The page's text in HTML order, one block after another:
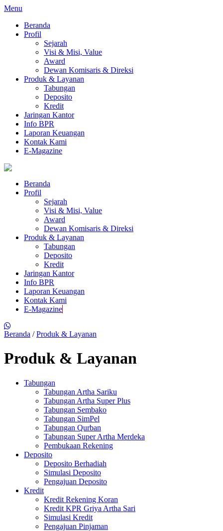
Menu
Beranda
Profil
Sejarah
Visi & Misi, Value
Award
Dewan Komisaris & Direksi
Produk & Layanan
Tabungan
Deposito
Kredit
Jaringan Kantor
Info BPR
Laporan Keuangan
Kontak Kami
E-Magazine
Beranda
Profil
Sejarah
Visi & Misi, Value
Award
Dewan Komisaris & Direksi
Produk & Layanan
Tabungan
Deposito
Kredit
Jaringan Kantor
Info BPR
Laporan Keuangan
Kontak Kami
E-Magazine
Beranda /Produk & Layanan
Produk & Layanan
Tabungan
Tabungan Artha Sariku
Tabungan Artha Super Plus
Tabungan Sembako
Tabungan SimPel
Tabungan Qurban
Tabungan Super Artha Merdeka
Pembukaan Rekening
Deposito
Deposito Berhadiah
Simulasi Deposito
Pengajuan Deposito
Kredit
Kredit Rekening Koran
Kredit KPR Griya Artha Sari
Simulasi Kredit
Pengajuan Pinjaman